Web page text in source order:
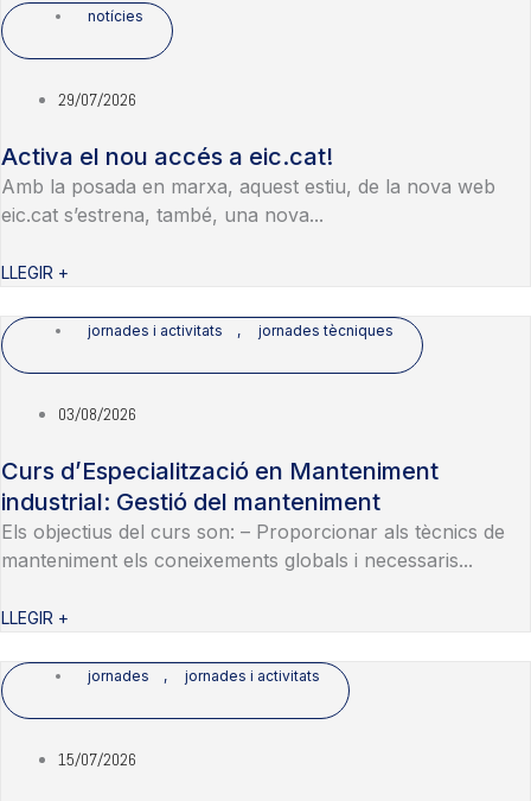
notícies
29/07/2026
Activa el nou accés a eic.cat!
Amb la posada en marxa, aquest estiu, de la nova web
eic.cat s’estrena, també, una nova...
LLEGIR +
jornades i activitats , jornades tècniques
03/08/2026
Curs d’Especialització en Manteniment
industrial: Gestió del manteniment
Els objectius del curs son: – Proporcionar als tècnics de
manteniment els coneixements globals i necessaris...
LLEGIR +
jornades , jornades i activitats
15/07/2026